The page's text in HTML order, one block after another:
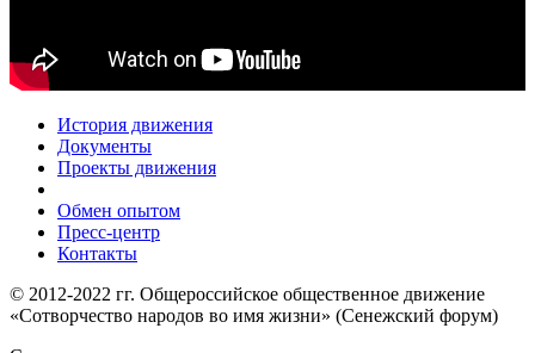
История движения
Документы
Проекты движения
Обмен опытом
Пресс-центр
Контакты
© 2012-2022 гг. Общероссийское общественное движение
«Сотворчество народов во имя жизни» (Сенежский форум)